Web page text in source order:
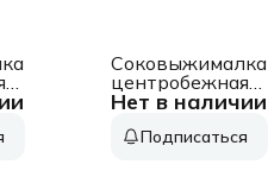
Нет в наличии
Соковыжималка
центробежная
Bosch MES25G0
рез.сок.:1250мл.
Подписаться